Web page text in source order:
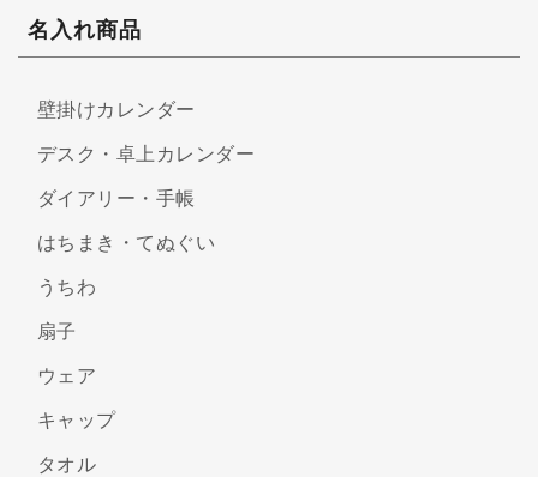
名入れ商品
壁掛けカレンダー
デスク・卓上カレンダー
ダイアリー・手帳
はちまき・てぬぐい
うちわ
扇子
ウェア
キャップ
タオル